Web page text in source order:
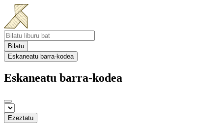
Bilatu
Eskaneatu barra-kodea
Eskaneatu barra-kodea
Ezeztatu